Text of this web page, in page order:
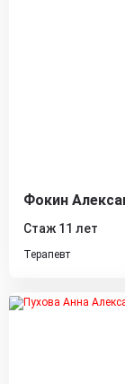
Фокин
Стаж 11 лет
Терапевт